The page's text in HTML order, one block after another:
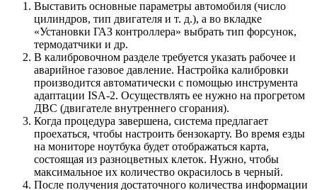
Выставить основные параметры автомобиля (число
цилиндров, тип двигателя и т. д.), а во вкладке
«Установки ГАЗ контроллера» выбрать тип форсунок,
термодатчики и др.
В калибровочном разделе требуется указать рабочее и
аварийное газовое давление. Настройка калибровки
производится автоматически с помощью инструмента
адаптации ISA-2. Осуществлять ее нужно на прогретом
ДВС (двигателе внутреннего сгорания).
Когда процедура завершена, система предлагает
проехаться, чтобы настроить бензокарту. Во время езды
на мониторе ноутбука будет отображаться карта,
состоящая из разноцветных клеток. Нужно, чтобы
максимальное их количество окрасилось в черный.
После получения достаточного количества информации